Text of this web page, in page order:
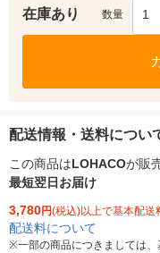
在庫あり 数量 1
配送情報・送料につい
この商品はLOHACOが販
最短翌日お届け
3,780円(税込)以上で基本配送
配送料について
※一部の商品につきましては、